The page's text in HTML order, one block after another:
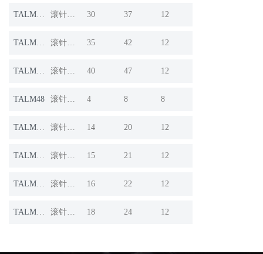
TALM3012 滚针轴承 30 37 12
TALM3512 滚针轴承 35 42 12
TALM4012 滚针轴承 40 47 12
TALM48 滚针轴承 4 8 8
TALM1412 滚针轴承 14 20 12
TALM1512 滚针轴承 15 21 12
TALM1612 滚针轴承 16 22 12
TALM1812 滚针轴承 18 24 12